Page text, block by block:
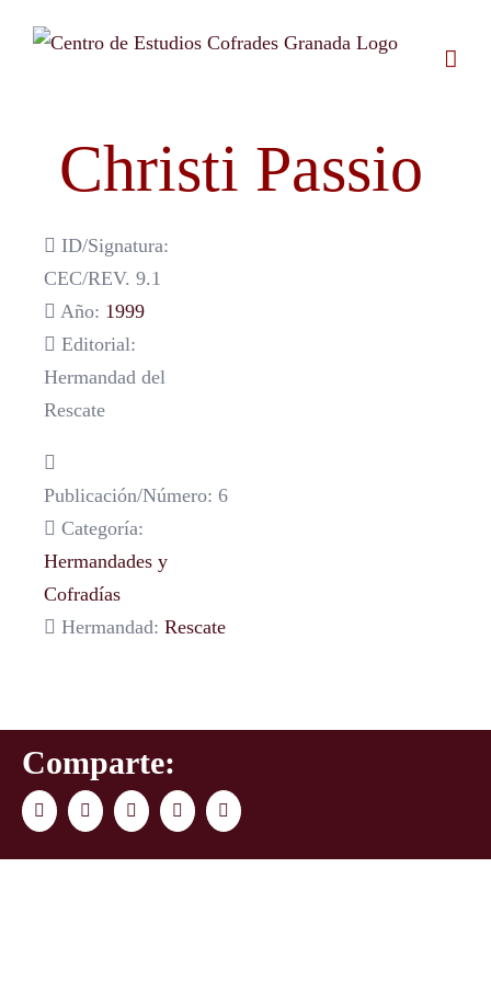
Christi Passio
ID/Signatura:
CEC/REV. 9.1
Año: 1999
Editorial:
Hermandad del
Rescate
Publicación/Número: 6
Categoría:
Hermandades y
Cofradías
Hermandad: Rescate
Comparte:
FacebookTwitter LinkedInWhatsAppCorreo
electrónico